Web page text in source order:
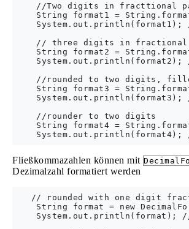
//Two digits in fracttional
String format1 =
System.out.println(format1);
// three digits in
String format2 =
System.out.println(format2);
//rounded to two digits,
String format3 =
System.out.println(format3);
    //rounder to two digits
String format4 =
Fließkommazahlen können mit
Dezimalzahl formatiert werden
// rounded with one digit
String format = new
System.out.println(format);